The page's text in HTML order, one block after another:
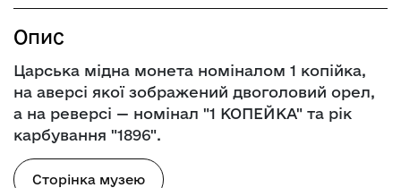
Опис
Царська мідна монета номіналом 1 копійка,
на аверсі якої зображений двоголовий орел,
а на реверсі — номінал "1 КОПЕЙКА" та рік
карбування "1896".
Сторінка музею